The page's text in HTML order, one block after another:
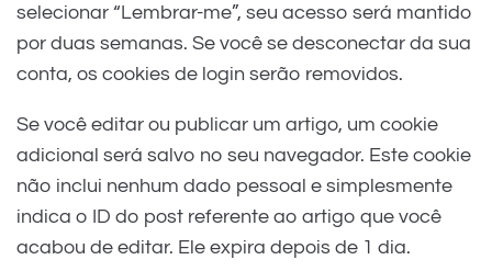
selecionar “Lembrar-me”, seu acesso será mantido
por duas semanas. Se você se desconectar da sua
conta, os cookies de login serão removidos.
Se você editar ou publicar um artigo, um cookie
adicional será salvo no seu navegador. Este cookie
não inclui nenhum dado pessoal e simplesmente
indica o ID do post referente ao artigo que você
acabou de editar. Ele expira depois de 1 dia.